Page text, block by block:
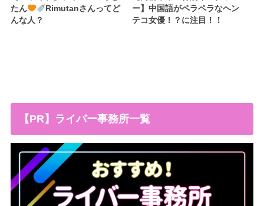
たん
Rimutanさんってど
んな人？
ー】中国語がペラペラなヘン
テコ女優！？に注目！！
【PR】ライバー事務所一覧